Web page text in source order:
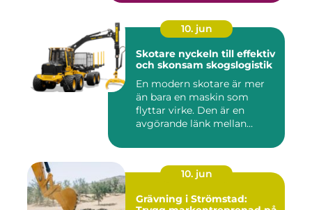
10. jun
Skotare nyckeln till effektiv
och skonsam skogslogistik
En modern skotare är mer
än bara en maskin som
flyttar virke. Den är en
avgörande länk mellan
10. jun
Grävning i Strömstad: